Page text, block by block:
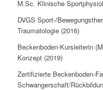
M.Sc. Klinische
DVGS Sport-/
Traumatologie (2016)
Beckenboden-Kursleiterin
Konzept (2019)
Zertifizierte Beckenboden-
Schwangerschaft/